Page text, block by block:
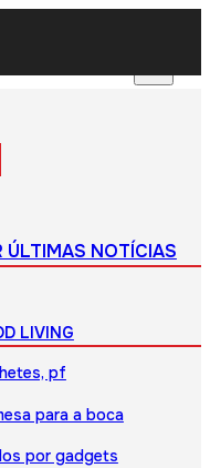
ÚLTIMAS NOTÍCIAS
LIVING
pf
para a boca
por gadgets